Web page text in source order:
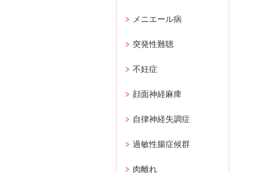
メニエール病
突発性難聴
不妊症
顔面神経麻痺
自律神経失調症
過敏性腸症候群
肉離れ